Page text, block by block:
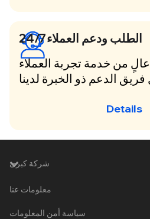
24/7 الطلب ودعم العملاء
من خدمة تجربة العملاء
Details
شركة كبرى
معلومات عنا
سياسة أمن المعلومات